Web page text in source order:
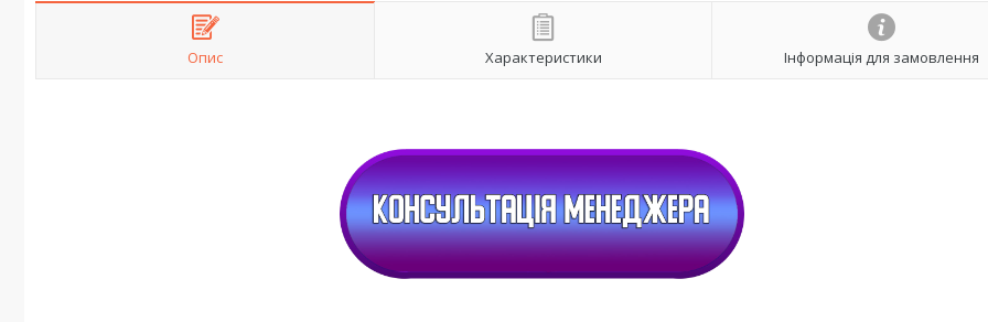
Опис Характеристики Інформація для замовлення